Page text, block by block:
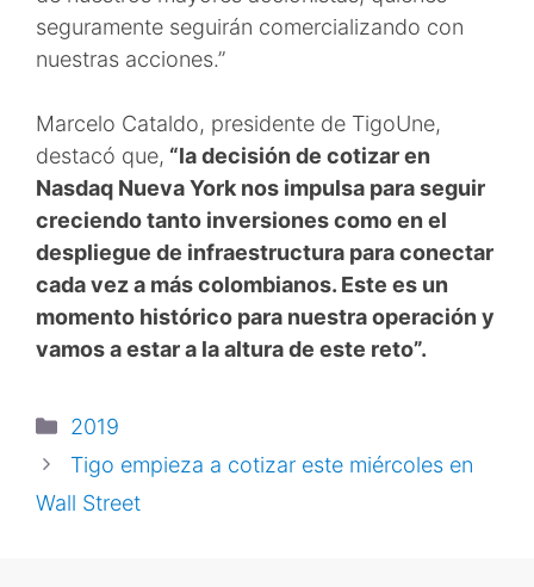
seguramente seguirán comercializando con
nuestras acciones.”
Marcelo Cataldo, presidente de TigoUne,
destacó que, “la decisión de cotizar en
Nasdaq Nueva York nos impulsa para seguir
creciendo tanto inversiones como en el
despliegue de infraestructura para conectar
cada vez a más colombianos. Este es un
momento histórico para nuestra operación y
vamos a estar a la altura de este reto”.
2019
Tigo empieza a cotizar este miércoles en
Wall Street